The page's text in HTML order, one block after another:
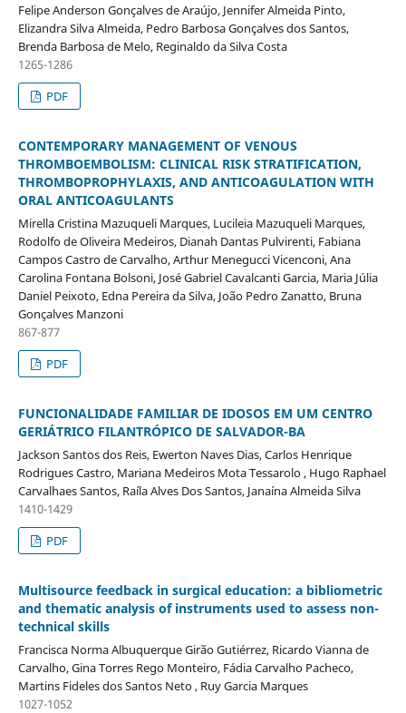
Felipe Anderson Gonçalves de Araújo, Jennifer Almeida Pinto,
Elizandra Silva Almeida, Pedro Barbosa Gonçalves dos Santos,
Brenda Barbosa de Melo, Reginaldo da Silva Costa
1265-1286
PDF
CONTEMPORARY MANAGEMENT OF VENOUS
THROMBOEMBOLISM: CLINICAL RISK STRATIFICATION,
THROMBOPROPHYLAXIS, AND ANTICOAGULATION WITH
ORAL ANTICOAGULANTS
Mirella Cristina Mazuqueli Marques, Lucileia Mazuqueli Marques,
Rodolfo de Oliveira Medeiros, Dianah Dantas Pulvirenti, Fabiana
Campos Castro de Carvalho, Arthur Menegucci Vicenconi, Ana
Carolina Fontana Bolsoni, José Gabriel Cavalcanti Garcia, Maria Júlia
Daniel Peixoto, Edna Pereira da Silva, João Pedro Zanatto, Bruna
Gonçalves Manzoni
867-877
PDF
FUNCIONALIDADE FAMILIAR DE IDOSOS EM UM CENTRO
GERIÁTRICO FILANTRÓPICO DE SALVADOR-BA
Jackson Santos dos Reis, Ewerton Naves Dias, Carlos Henrique
Rodrigues Castro, Mariana Medeiros Mota Tessarolo , Hugo Raphael
Carvalhaes Santos, Raíla Alves Dos Santos, Janaína Almeida Silva
1410-1429
PDF
Multisource feedback in surgical education: a bibliometric
and thematic analysis of instruments used to assess non-
technical skills
Francisca Norma Albuquerque Girão Gutiérrez, Ricardo Vianna de
Carvalho, Gina Torres Rego Monteiro, Fádia Carvalho Pacheco,
Martins Fideles dos Santos Neto , Ruy Garcia Marques
1027-1052